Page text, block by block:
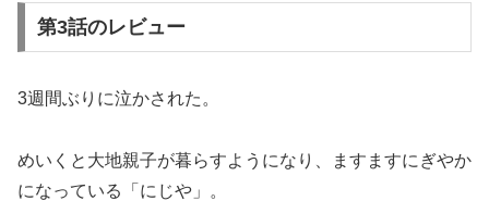
第3話のレビュー
3週間ぶりに泣かされた。
めいくと大地親子が暮らすようになり、ますますにぎやか
になっている「にじや」。